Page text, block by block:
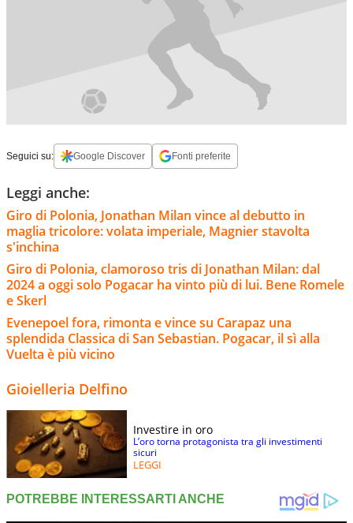
Seguici su: Google Discover Fonti preferite
Leggi anche:
Giro di Polonia, Jonathan Milan vince al debutto in
maglia tricolore: volata imperiale, Magnier stavolta
s'inchina
Giro di Polonia, clamoroso tris di Jonathan Milan: dal
2024 a oggi solo Pogacar ha vinto più di lui. Bene Romele
e Skerl
Evenepoel fora, rimonta e vince su Carapaz una
splendida Classica di San Sebastian. Pogacar, il sì alla
Vuelta è più vicino
Gioielleria Delfino
Investire in oro
L’oro torna protagonista tra gli investimenti
sicuri
LEGGI